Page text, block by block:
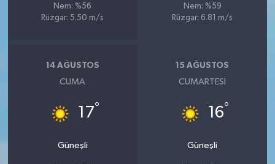
Nem: %56
Rüzgar: 5.50 m/s
Nem: %59
Rüzgar: 6.81 m/s
14 AĞUSTOS
CUMA
17°
Güneşli
15 AĞUSTOS
CUMARTESI
16°
Güneşli